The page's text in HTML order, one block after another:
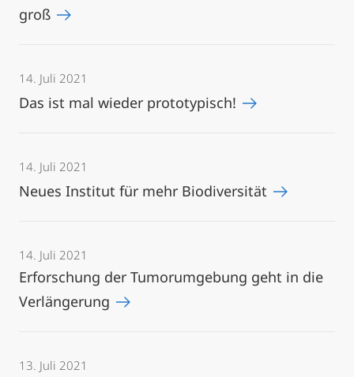
groß
14. Juli 2021
Das ist mal wieder prototypisch!
14. Juli 2021
Neues Institut für mehr Biodiversität
14. Juli 2021
Erforschung der Tumorumgebung geht in die
Verlängerung
13. Juli 2021